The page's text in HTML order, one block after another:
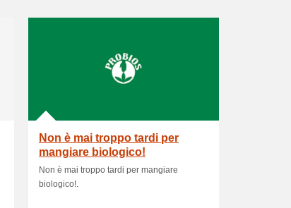
Non è mai troppo tardi per
mangiare biologico!
Non è mai troppo tardi per mangiare
biologico!.